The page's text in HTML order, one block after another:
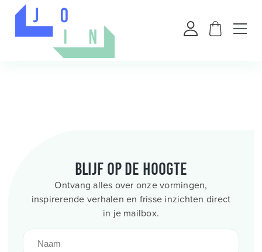
Blijf op de hoogte
Ontvang alles over onze vormingen,
inspirerende verhalen en frisse inzichten direct
in je mailbox.